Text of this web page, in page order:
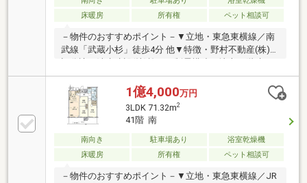
床暖房
所有権 ペット相談可
－物件のおすすめポイント－▼立地・東急東横線／南
武線「武蔵小杉」徒歩4分 他▼特徴・野村不動産(株)他
ワーレジデンス・売主様が室内を大変きれいにご利用
されております・横浜方面の眺望がきれいに抜ける南
向き住戸です・食洗機・ディスポーザー搭載のL字型
キッチン・主寝室にWICを設置・24時間ゴミ出し可
能・ペット飼育可能(細則有)、足洗い場有▼設備・床
暖房(LD)・ミストサウナ／浴室乾燥機・トリプルセキ
ュリティシステム・宅配ボックス■物件の詳細・ご相
1億4,000万円
3LDK 71.32m2
41階 南
南向き 駐車場あり
浴室乾燥機
床暖房
所有権 ペット相談可
－物件のおすすめポイント－▼立地・東急東横線／JR